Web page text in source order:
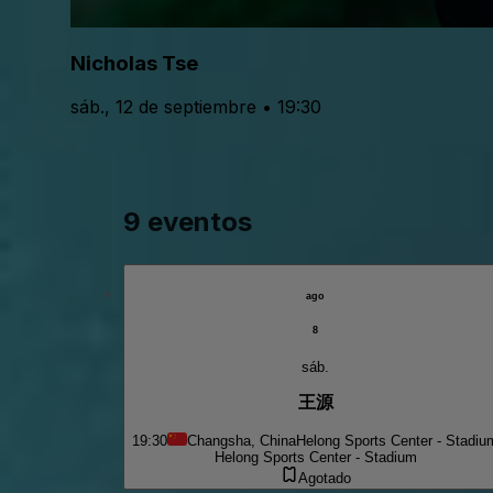
Nicholas Tse
sáb., 12 de septiembre • 19:30
9 eventos
ago
8
sáb.
王源
19:30 Changsha, ChinaHelong Sports Center -
Helong Sports Center - Stadium
Agotado